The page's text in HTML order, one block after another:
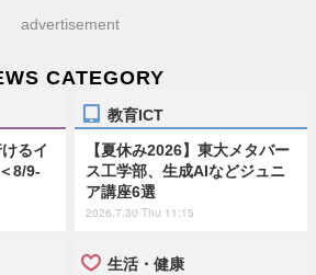
advertisement
CATEGORY
るイ
8/9-
教育ICT
【夏休み2026】東大メタバー
ス工学部、生成AIなどジュニ
ア講座6選
2026.7.30 Thu 11:15
生活・健康